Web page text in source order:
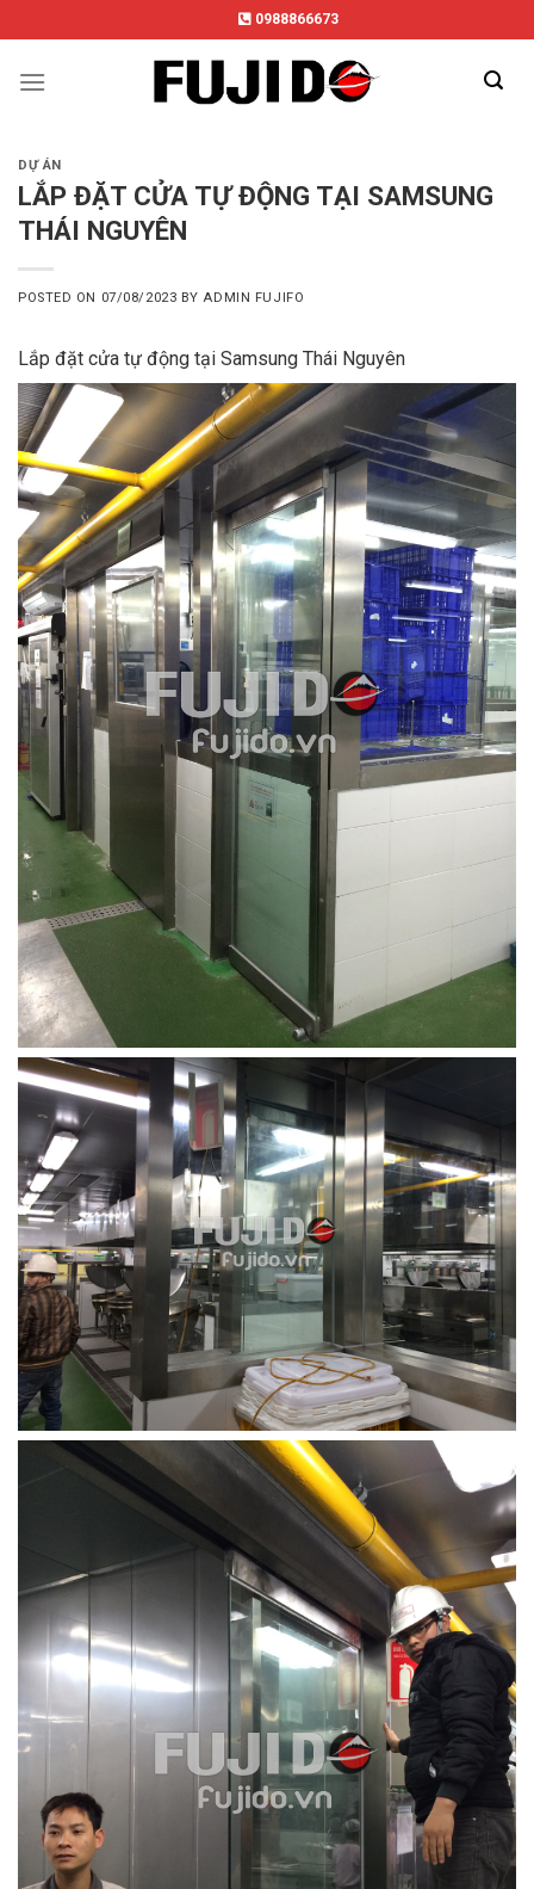
to
content
0988866673
DỰ ÁN
LẮP ĐẶT CỬA TỰ ĐỘNG TẠI SAMSUNG
THÁI NGUYÊN
POSTED ON 07/08/2023 BY ADMIN FUJIFO
Lắp đặt cửa tự động tại Samsung Thái Nguyên